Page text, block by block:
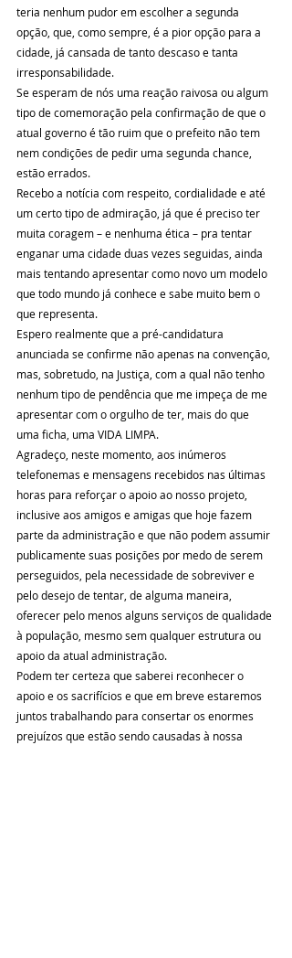
teria nenhum pudor em escolher a segunda
opção, que, como sempre, é a pior opção para a
cidade, já cansada de tanto descaso e tanta
irresponsabilidade.
Se esperam de nós uma reação raivosa ou algum
tipo de comemoração pela confirmação de que o
atual governo é tão ruim que o prefeito não tem
nem condições de pedir uma segunda chance,
estão errados.
Recebo a notícia com respeito, cordialidade e até
um certo tipo de admiração, já que é preciso ter
muita coragem – e nenhuma ética – pra tentar
enganar uma cidade duas vezes seguidas, ainda
mais tentando apresentar como novo um modelo
que todo mundo já conhece e sabe muito bem o
que representa.
Espero realmente que a pré-candidatura
anunciada se confirme não apenas na convenção,
mas, sobretudo, na Justiça, com a qual não tenho
nenhum tipo de pendência que me impeça de me
apresentar com o orgulho de ter, mais do que
uma ficha, uma VIDA LIMPA.
Agradeço, neste momento, aos inúmeros
telefonemas e mensagens recebidos nas últimas
horas para reforçar o apoio ao nosso projeto,
inclusive aos amigos e amigas que hoje fazem
parte da administração e que não podem assumir
publicamente suas posições por medo de serem
perseguidos, pela necessidade de sobreviver e
pelo desejo de tentar, de alguma maneira,
oferecer pelo menos alguns serviços de qualidade
à população, mesmo sem qualquer estrutura ou
apoio da atual administração.
Podem ter certeza que saberei reconhecer o
apoio e os sacrifícios e que em breve estaremos
juntos trabalhando para consertar os enormes
prejuízos que estão sendo causadas à nossa